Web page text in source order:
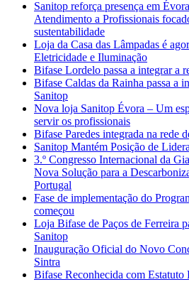
Sanitop reforça presença em
Atendimento a Profissionais
sustentabilidade
Loja da Casa das Lâmpadas é
Eletricidade e Iluminação
Bifase Lordelo passa a integrar a
Bifase Caldas da Rainha passa a
Sanitop
Nova loja Sanitop Évora – Um
servir os profissionais
Bifase Paredes integrada na rede
Sanitop Mantém Posição de
3.º Congresso Internacional da
Nova Solução para a
Portugal
Fase de implementação do
começou
Loja Bifase de Paços de Ferreira
Sanitop
Inauguração Oficial do Novo
Sintra
Bifase Reconhecida com